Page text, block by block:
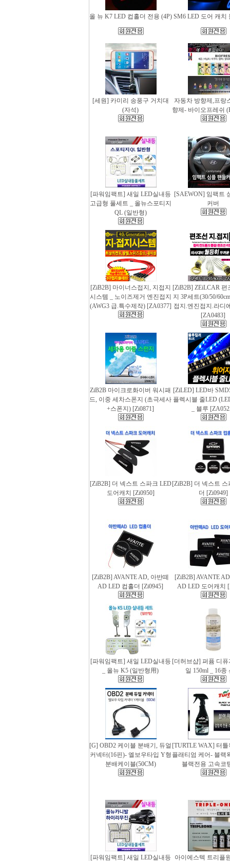
올 뉴 K7 LED 컵홀더 전용 (4P) SM6 LED 도어 캐치
[세원] 카미리 송풍구 거치대
(자석)
자동차 방향제,프랑
향제- 바이오프레쉬
[파워임팩트] 새일 LED실내등
고급형 풀세트 _ 올뉴스포티지
QL (일반형)
[SAEWON] 임팩트
커버
[ZiB2B] 마이너스접지, 지접지
시스템 _ 노이즈제거 엔진접지
(AWG3 급.특수제작) [ZA0377]
[ZiB2B] ZEiLCAR 편
지 3P세트(30/50/
접지.엔진접지.라디
[ZA0483]
ZiB2B 마이크로화이버 워시패
드, 이중 세차스폰지 (초극세사
+스폰지) [Zi0871]
[ZiLED] LED바
플렉시블 줄LED
_ 블루
[ZiB2B] 더 넥스트 스파크 LED
도어캐치 [Zi0950]
[ZiB2B] 더 넥스트 스
더 [Zi0949]
[ZiB2B] AVANTE AD, 아반떼
AD LED 컵홀더 [Zi0945]
[ZiB2B] AVANTE
AD LED 도어캐치
[파워임팩트] 새일 LED실내등
_ 올뉴 K5 (일반형用)
[더허브샵] 퍼퓸 디
일 150ml _ 16종
[G] OBD2 케이블 분배기, 듀얼
커넥터(16핀)- 엘보우타입 Y형
분배케이블(50CM)
[TURTLE WAX] 터
플래티엄 케어- 블랙
블랙전용 고속코
[파워임팩트] 새일 LED실내등 아이에스텍 트리플